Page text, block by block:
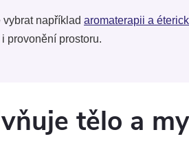
například aromaterapii a
provonění prostoru.
tělo a